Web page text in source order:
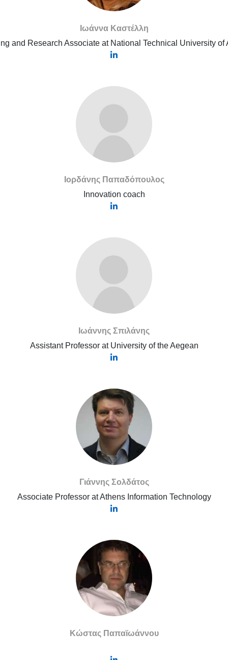
Ιωάννα Καστέλλη
and Research Associate at National Technical University of
Ιορδάνης Παπαδόπουλος
Innovation coach
Ιωάννης Σπιλάνης
Assistant Professor at University of the Aegean
Γιάννης Σολδάτος
Associate Professor at Athens Information Technology
Κώστας Παπαϊωάννου